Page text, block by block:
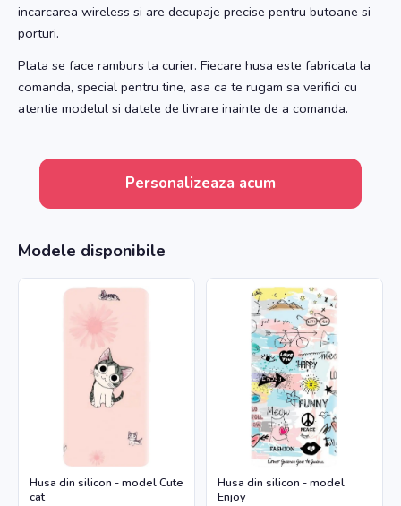
incarcarea wireless si are decupaje precise pentru butoane si
porturi.
Plata se face ramburs la curier. Fiecare husa este fabricata la
comanda, special pentru tine, asa ca te rugam sa verifici cu
atentie modelul si datele de livrare inainte de a comanda.
Personalizeaza acum
Modele disponibile
Husa din silicon - model Cute
cat
Husa din silicon - model
Enjoy